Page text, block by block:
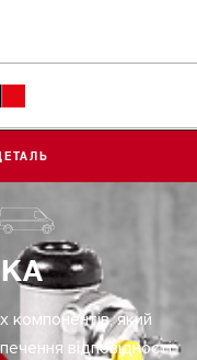
компонентів, який
відповідності